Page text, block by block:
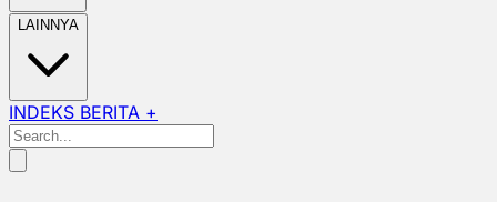
LAINNYA
INDEKS BERITA +